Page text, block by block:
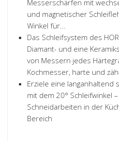
Messerschärfen mit
und magnetischer
Winkel für...
Das Schleifsystem des
Diamant- und eine
von Messern jedes
Kochmesser, harte und
Erziele eine langanhaltend
mit dem 20° Schleifwinkel
Schneidarbeiten in der
Bereich